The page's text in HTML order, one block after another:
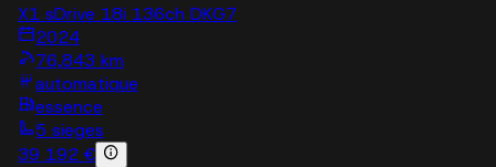
X1 sDrive 18i 136ch DKG7
2024
76,843 km
automatique
essence
5 sieges
39 192 €